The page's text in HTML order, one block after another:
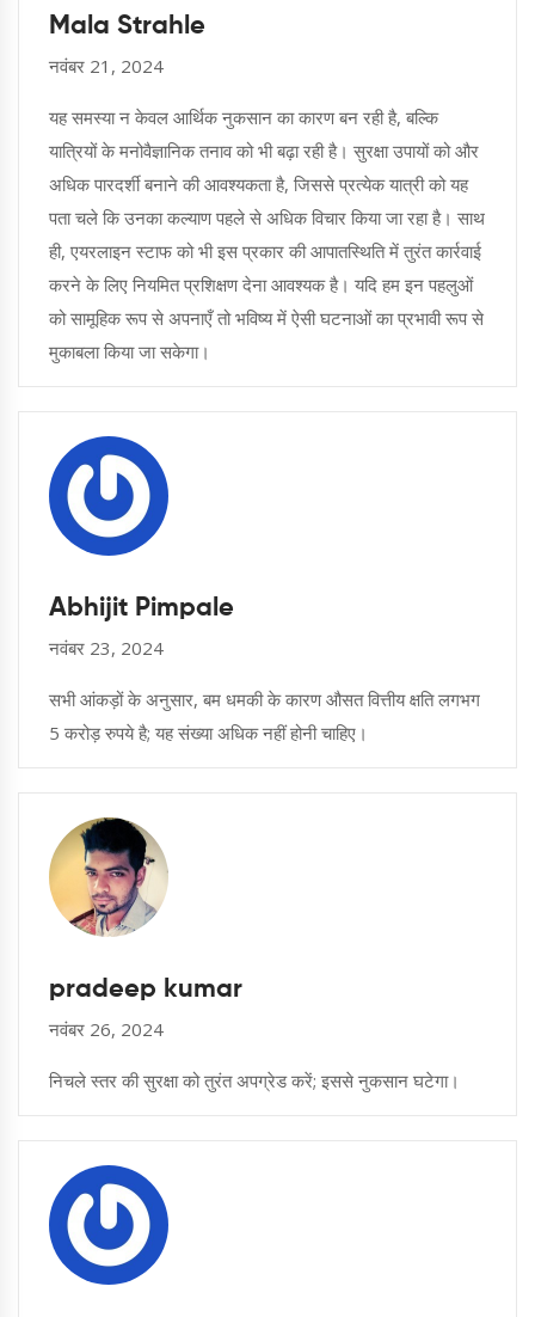
Mala Strahle
नवंबर 21, 2024
यह समस्या न केवल आर्थिक नुकसान का कारण बन रही है, बल्कि
यात्रियों के मनोवैज्ञानिक तनाव को भी बढ़ा रही है। सुरक्षा उपायों को और
अधिक पारदर्शी बनाने की आवश्यकता है, जिससे प्रत्येक यात्री को यह
पता चले कि उनका कल्याण पहले से अधिक विचार किया जा रहा है। साथ
ही, एयरलाइन स्टाफ को भी इस प्रकार की आपातस्थिति में तुरंत कार्रवाई
करने के लिए नियमित प्रशिक्षण देना आवश्यक है। यदि हम इन पहलुओं
को सामूहिक रूप से अपनाएँ तो भविष्य में ऐसी घटनाओं का प्रभावी रूप से
मुकाबला किया जा सकेगा।
Abhijit Pimpale
नवंबर 23, 2024
सभी आंकड़ों के अनुसार, बम धमकी के कारण औसत वित्तीय क्षति लगभग
5 करोड़ रुपये है; यह संख्या अधिक नहीं होनी चाहिए।
pradeep kumar
नवंबर 26, 2024
निचले स्तर की सुरक्षा को तुरंत अपग्रेड करें; इससे नुकसान घटेगा।